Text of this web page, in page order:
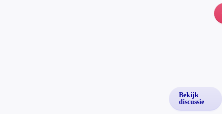
Bekijk
discussie